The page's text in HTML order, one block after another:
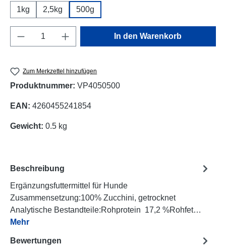
1kg 2,5kg 500g
Produkt Anzahl: Gib den gewünschten
In den Warenkorb
Zum Merkzettel hinzufügen
Produktnummer: VP4050500
EAN: 4260455241854
Gewicht: 0.5 kg
Beschreibung
Ergänzungsfuttermittel für Hunde
Zusammensetzung:100% Zucchini, getrocknet
Analytische Bestandteile:Rohprotein 17,2 %Rohfet…
Mehr
Bewertungen